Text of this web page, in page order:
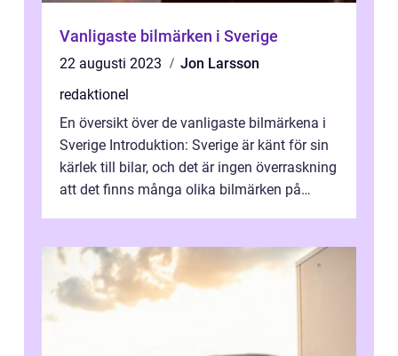
Vanligaste bilmärken i Sverige
22 augusti 2023
Jon Larsson
redaktionel
En översikt över de vanligaste bilmärkena i
Sverige Introduktion: Sverige är känt för sin
kärlek till bilar, och det är ingen överraskning
att det finns många olika bilmärken på